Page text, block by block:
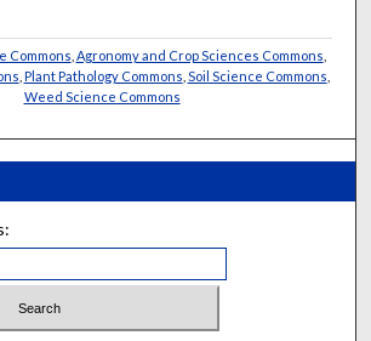
Commons Agronomy and Crop Sciences Commons
Plant Pathology Commons Soil Science Commons
Weed Science Commons